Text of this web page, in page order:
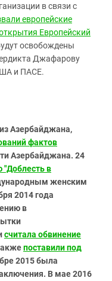
в связи с
европейские
Европейский
освобождены
Джафарову
и ПАСЕ.
Азербайджана,
фактов
Азербайджана. 24
"Доблесть в
женским
2014 года
в
считала обвинение
поставили под
2015 была
В мае 2016